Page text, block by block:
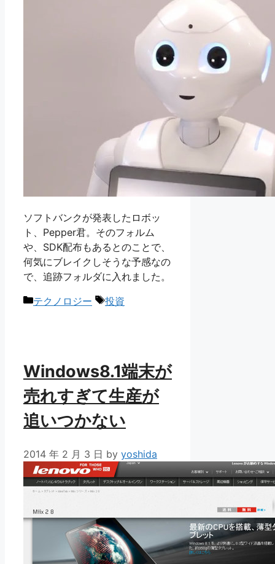
ソフトバンクが発表したロボッ
ト、Pepper君。そのフォルム
や、SDK配布もあるとのことで、
何気にブレイクしそうな予感なの
で、追跡フォルダに入れました。
カ
テクノロジー
タ
投資
Windows8.1端末が
売れすぎて生産が
追いつかない
2014 年 2 月 3 日 by yoshida